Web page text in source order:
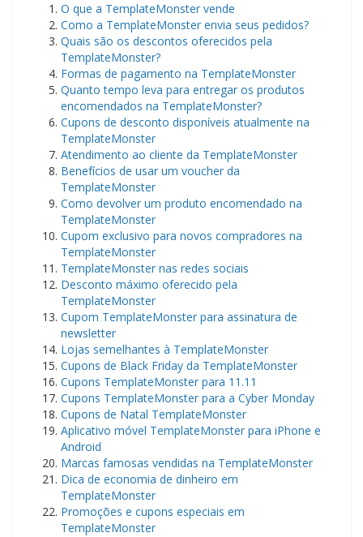
O que a TemplateMonster vende
Como a TemplateMonster envia seus pedidos?
Quais são os descontos oferecidos pela
TemplateMonster?
Formas de pagamento na TemplateMonster
Quanto tempo leva para entregar os produtos
encomendados na TemplateMonster?
Cupons de desconto disponíveis atualmente na
TemplateMonster
Atendimento ao cliente da TemplateMonster
Benefícios de usar um voucher da
TemplateMonster
Como devolver um produto encomendado na
TemplateMonster
Cupom exclusivo para novos compradores na
TemplateMonster
TemplateMonster nas redes sociais
Desconto máximo oferecido pela
TemplateMonster
Cupom TemplateMonster para assinatura de
newsletter
Lojas semelhantes à TemplateMonster
Cupons de Black Friday da TemplateMonster
Cupons TemplateMonster para 11.11
Cupons TemplateMonster para a Cyber Monday
Cupons de Natal TemplateMonster
Aplicativo móvel TemplateMonster para iPhone e
Android
Marcas famosas vendidas na TemplateMonster
Dica de economia de dinheiro em
TemplateMonster
Promoções e cupons especiais em
TemplateMonster